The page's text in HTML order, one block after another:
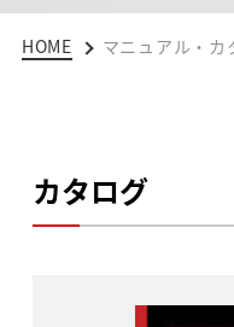
HOME マニュアル・カ
カタログ